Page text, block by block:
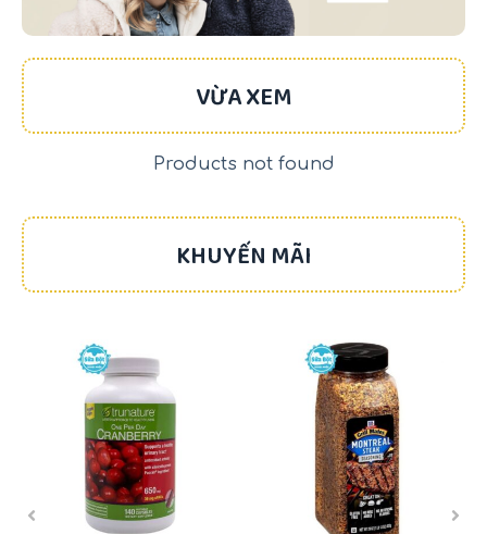
VỪA XEM
Products not found
KHUYẾN MÃI